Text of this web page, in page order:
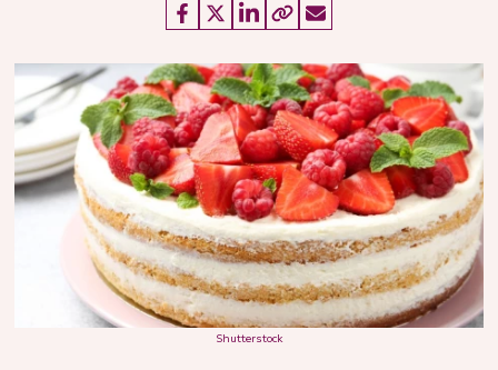
Shutterstock